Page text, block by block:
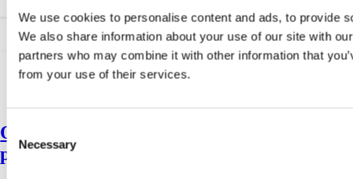
We use cookies to personalise content and ads, to provide
We also share information about your use of our site with
partners who may combine it with other information that
from your use of their services.
Consent
Selection
Necessary
Outcome Harvesting – fra praktikernes
perspektiv (del 2 af 2)